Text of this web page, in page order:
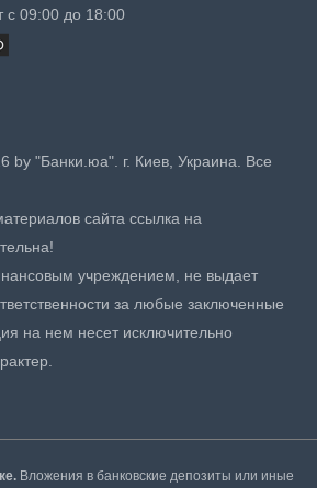
09:00 до 18:00
by "Банки.юа". г. Киев, Украина. Все
сайта ссылка на
учреждением, не выдает
за любые заключенные
на нем несет исключительно
Вложения в банковские депозиты или иные